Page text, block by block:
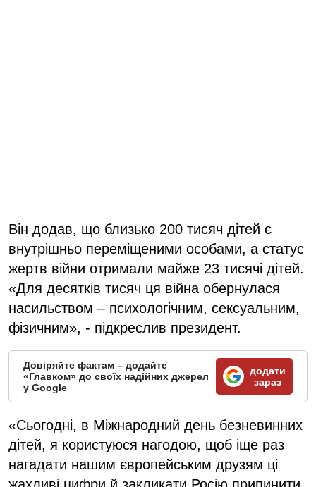
Він додав, що близько 200 тисяч дітей є
внутрішньо переміщеними особами, а статус
жертв війни отримали майже 23 тисячі дітей.
«Для десятків тисяч ця війна обернулася
насильством – психологічним, сексуальним,
фізичним», - підкреслив президент.
Довіряйте фактам – додайте
«Главком» до своїх надійних джерел
у Google
додати
зараз
«Сьогодні, в Міжнародний день безневинних
дітей, я користуюся нагодою, щоб іще раз
нагадати нашим європейським друзям ці